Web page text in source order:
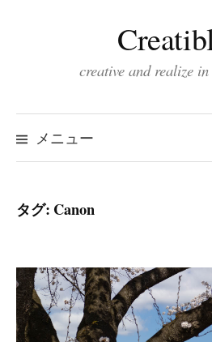
ツ
へ
ス
ッ
creative and realize
メニュー
タグ: Canon